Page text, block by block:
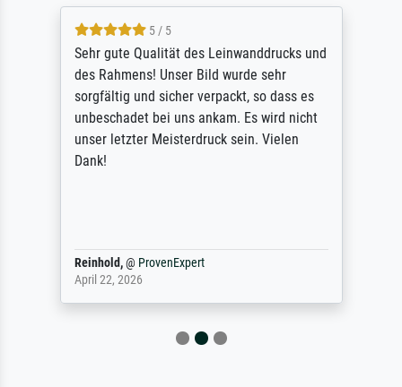
5 / 5
Sehr gute Qualität des Leinwanddrucks und
des Rahmens! Unser Bild wurde sehr
sorgfältig und sicher verpackt, so dass es
unbeschadet bei uns ankam. Es wird nicht
unser letzter Meisterdruck sein. Vielen
Dank!
Reinhold,@ ProvenExpert
April 22, 2026